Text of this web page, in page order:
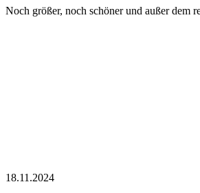
Noch größer, noch schöner und außer dem
18.11.2024